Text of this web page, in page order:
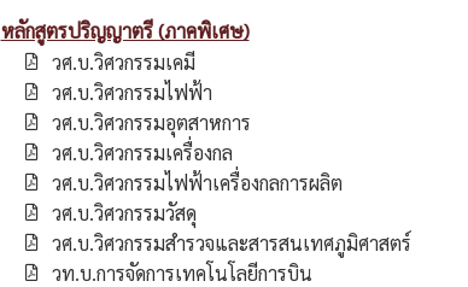
หลักสูตรปริญญาตรี (ภาคพิเศษ)
วศ.บ.วิศวกรรมเคมี
วศ.บ.วิศวกรรมไฟฟ้า
วศ.บ.วิศวกรรมอุตสาหการ
วศ.บ.วิศวกรรมเครื่องกล
วศ.บ.วิศวกรรมไฟฟ้าเครื่องกลการผลิต
วศ.บ.วิศวกรรมวัสดุ
วศ.บ.วิศวกรรมสำรวจและสารสนเทศภูมิศาสตร์
วท.บ.การจัดการเทคโนโลยีการบิน